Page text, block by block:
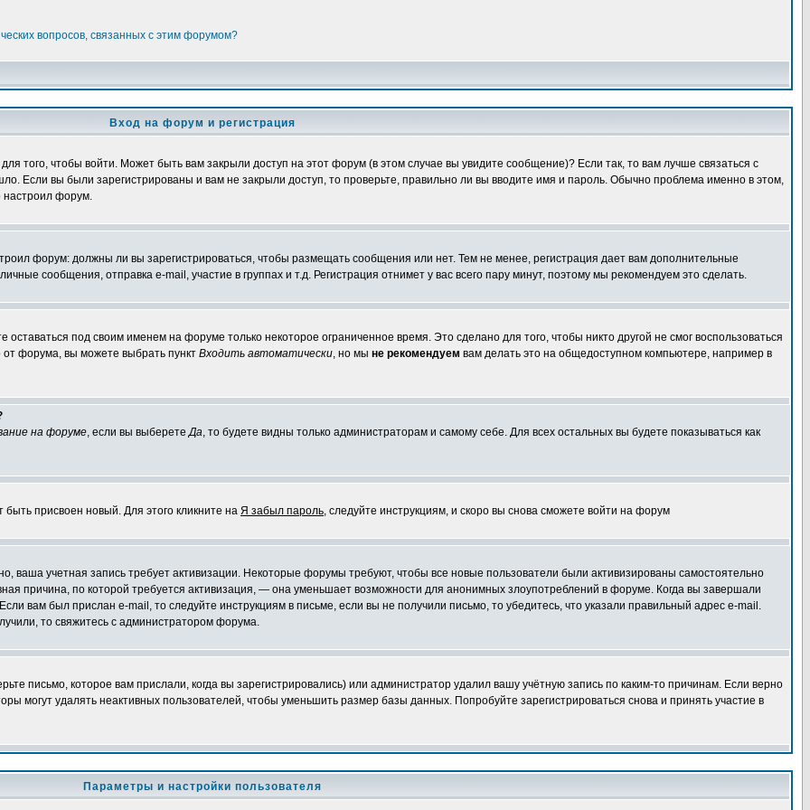
вопросов, связанных с этим форумом?
Вход на форум и регистрация
того, чтобы войти. Может быть вам закрыли доступ на этот форум (в этом случае вы увидите сообщение)? Если так, то вам лучше связаться с
Если вы были зарегистрированы и вам не закрыли доступ, то проверьте, правильно ли вы вводите имя и пароль. Обычно проблема именно в этом,
настроил форум.
форум: должны ли вы зарегистрироваться, чтобы размещать сообщения или нет. Тем не менее, регистрация дает вам дополнительные
сообщения, отправка e-mail, участие в группах и т.д. Регистрация отнимет у вас всего пару минут, поэтому мы рекомендуем это сделать.
оставаться под своим именем на форуме только некоторое ограниченное время. Это сделано для того, чтобы никто другой не смог воспользоваться
от форума, вы можете выбрать пункт Входить автоматически, но мы не рекомендуем вам делать это на общедоступном компьютере, например в
на форуме, если вы выберетеДа, то будете видны только администраторам и самому себе. Для всех остальных вы будете показываться как
присвоен новый. Для этого кликните на Я забыл пароль, следуйте инструкциям, и скоро вы снова сможете войти на форум
ваша учетная запись требует активизации. Некоторые форумы требуют, чтобы все новые пользователи были активизированы самостоятельно
причина, по которой требуется активизация, — она уменьшает возможности для анонимных злоупотреблений в форуме. Когда вы завершали
вам был прислан e-mail, то следуйте инструкциям в письме, если вы не получили письмо, то убедитесь, что указали правильный адрес e-mail.
то свяжитесь с администратором форума.
письмо, которое вам прислали, когда вы зарегистрировались) или администратор удалил вашу учётную запись по каким-то причинам. Если верно
могут удалять неактивных пользователей, чтобы уменьшить размер базы данных. Попробуйте зарегистрироваться снова и принять участие в
Параметры и настройки пользователя